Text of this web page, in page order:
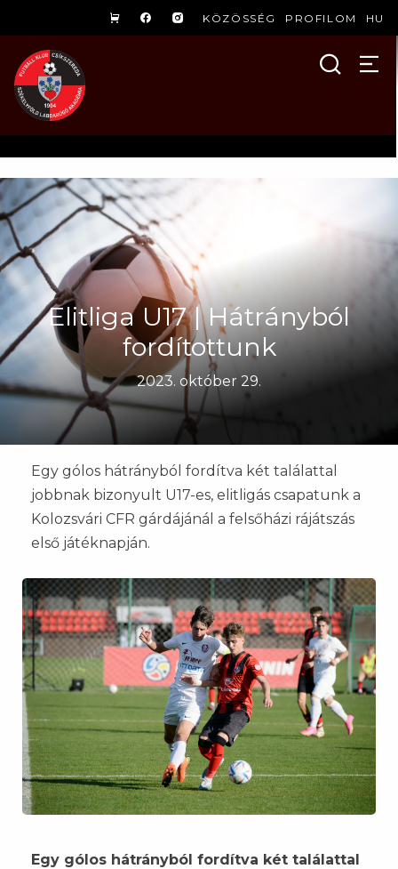
KÖZÖSSÉG PROFILOM HU
Elitliga U17 | Hátrányból
fordítottunk
2023. október 29.
Egy gólos hátrányból fordítva két találattal
jobbnak bizonyult U17-es, elitligás csapatunk a
Kolozsvári CFR gárdájánál a felsőházi rájátszás
első játéknapján.
Egy gólos hátrányból fordítva két találattal